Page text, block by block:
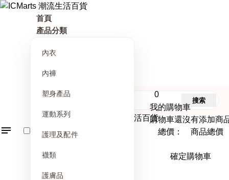
首頁
產品分類
內衣
內褲
塑身產品
運動系列
護理及配件
襪類
護膚品
0
我的購物車
購物車還沒有添加商
總價： 商品總價
確定購物車
搜索